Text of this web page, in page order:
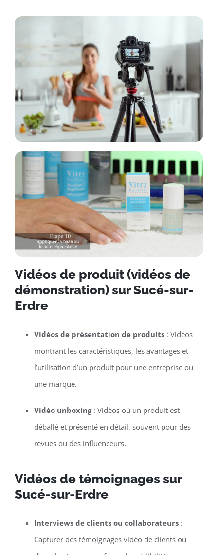
Vidéos de produit (vidéos de
démonstration) sur Sucé-sur-
Erdre
Vidéos de présentation de produits: Vidéos
montrant les caractéristiques, les avantages et
l’utilisation d’un produit pour une entreprise ou
une marque.
Vidéo unboxing: Vidéos où un produit est
déballé et présenté en détail, souvent pour des
revues ou des influenceurs.
Vidéos de témoignages sur
Sucé-sur-Erdre
Interviews de clients ou collaborateurs:
Capturer des témoignages vidéo de clients ou